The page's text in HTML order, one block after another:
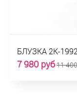
БЛУЗКА 2К-1992
7 980 руб11